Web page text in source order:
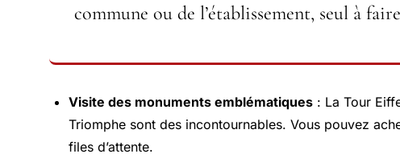
commune ou de l’établissement, seul à
Visite des monuments emblématiques : La Tour
Triomphe sont des incontournables. Vous pouvez
files d’attente.